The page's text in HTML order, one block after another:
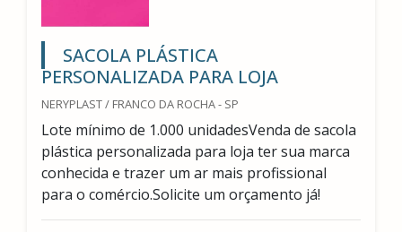
SACOLA PLÁSTICA
PERSONALIZADA PARA LOJA
NERYPLAST / FRANCO DA ROCHA - SP
Lote mínimo de 1.000 unidadesVenda de sacola
plástica personalizada para loja ter sua marca
conhecida e trazer um ar mais profissional
para o comércio.Solicite um orçamento já!